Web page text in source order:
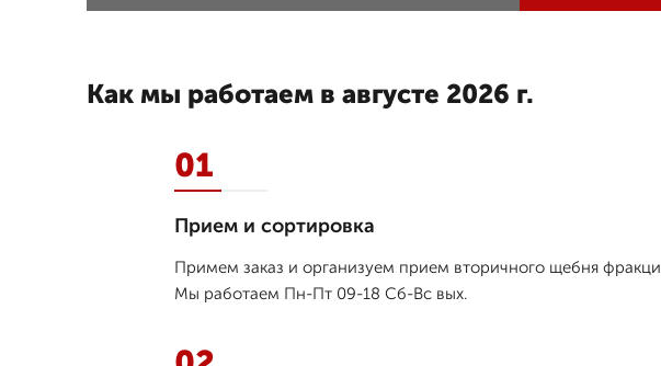
Как мы работаем в августе 2026 г.
01
Прием и сортировка
Примем заказ и организуем прием вторичного щебня
Мы работаем Пн-Пт 09-18 Сб-Вс вых.